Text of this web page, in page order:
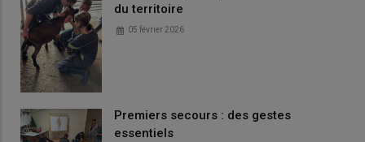
du territoire
05 février 2026
Premiers secours : des gestes
essentiels